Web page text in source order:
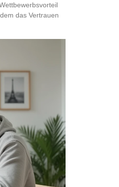
das Vertrauen